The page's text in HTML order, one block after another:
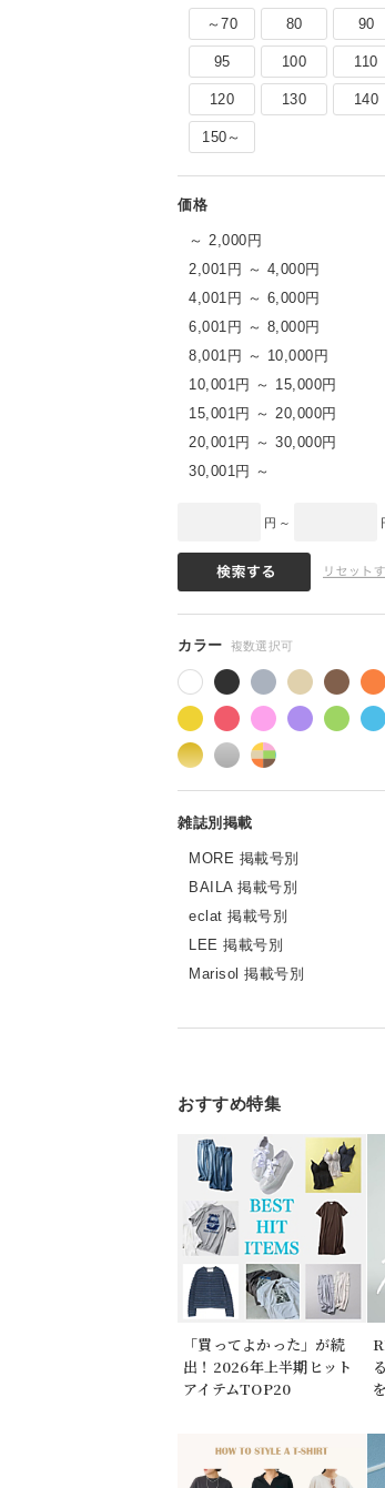
省コーデ」おすすめ8選帰省や旅行の予
しゃれに過ごしたい」「暑さに負けず快
はず。そんな夏旅に頼れるのが、一枚で
～70 80 90
95 100 110
120 130 140
150～
～ 2,000円
2,001円 ～ 4,000円
4,001円 ～ 6,000円
6,001円 ～ 8,000円
8,001円 ～ 10,000円
10,001円 ～ 15,000円
15,001円 ～ 20,000円
20,001円 ～ 30,000円
30,001円 ～
円 ～
MORE 掲載号別
BAILA 掲載号別
eclat 掲載号別
LEE 掲載号別
Marisol 掲載号別
おすすめ特集
「買ってよかった」が続
出！2026年上半期ヒット
アイテムTOP20